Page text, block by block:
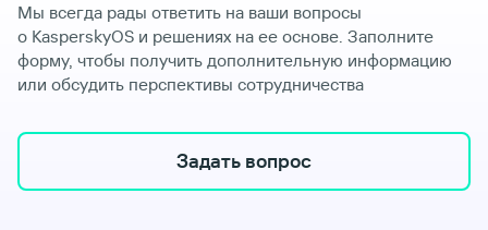
Мы всегда рады ответить на ваши вопросы
о KasperskyOS и решениях на ее основе. Заполните
форму, чтобы получить дополнительную информацию
или обсудить перспективы сотрудничества
Задать вопрос